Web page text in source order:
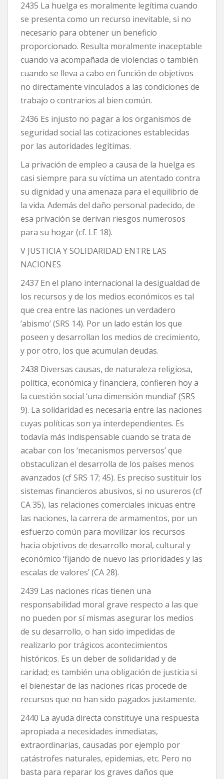
2435 La huelga es moralmente legítima cuando
se presenta como un recurso inevitable, si no
necesario para obtener un beneficio
proporcionado. Resulta moralmente inaceptable
cuando va acompañada de violencias o también
cuando se lleva a cabo en función de objetivos
no directamente vinculados a las condiciones de
trabajo o contrarios al bien común.
2436 Es injusto no pagar a los organismos de
seguridad social las cotizaciones establecidas
por las autoridades legítimas.
La privación de empleo a causa de la huelga es
casi siempre para su víctima un atentado contra
su dignidad y una amenaza para el equilibrio de
la vida. Además del daño personal padecido, de
esa privación se derivan riesgos numerosos
para su hogar (cf. LE 18).
V JUSTICIA Y SOLIDARIDAD ENTRE LAS
NACIONES
2437 En el plano internacional la desigualdad de
los recursos y de los medios económicos es tal
que crea entre las naciones un verdadero
‘abismo’ (SRS 14). Por un lado están los que
poseen y desarrollan los medios de crecimiento,
y por otro, los que acumulan deudas.
2438 Diversas causas, de naturaleza religiosa,
política, económica y financiera, confieren hoy a
la cuestión social ‘una dimensión mundial’ (SRS
9). La solidaridad es necesaria entre las naciones
cuyas políticas son ya interdependientes. Es
todavía más indispensable cuando se trata de
acabar con los ‘mecanismos perversos’ que
obstaculizan el desarrolla de los países menos
avanzados (cf SRS 17; 45). Es preciso sustituir los
sistemas financieros abusivos, si no usureros (cf
CA 35), las relaciones comerciales inicuas entre
las naciones, la carrera de armamentos, por un
esfuerzo común para movilizar los recursos
hacia objetivos de desarrollo moral, cultural y
económico ‘fijando de nuevo las prioridades y las
escalas de valores’ (CA 28).
2439 Las naciones ricas tienen una
responsabilidad moral grave respecto a las que
no pueden por sí mismas asegurar los medios
de su desarrollo, o han sido impedidas de
realizarlo por trágicos acontecimientos
históricos. Es un deber de solidaridad y de
caridad; es también una obligación de justicia si
el bienestar de las naciones ricas procede de
recursos que no han sido pagados justamente.
2440 La ayuda directa constituye una respuesta
apropiada a necesidades inmediatas,
extraordinarias, causadas por ejemplo por
catástrofes naturales, epidemias, etc. Pero no
basta para reparar los graves daños que